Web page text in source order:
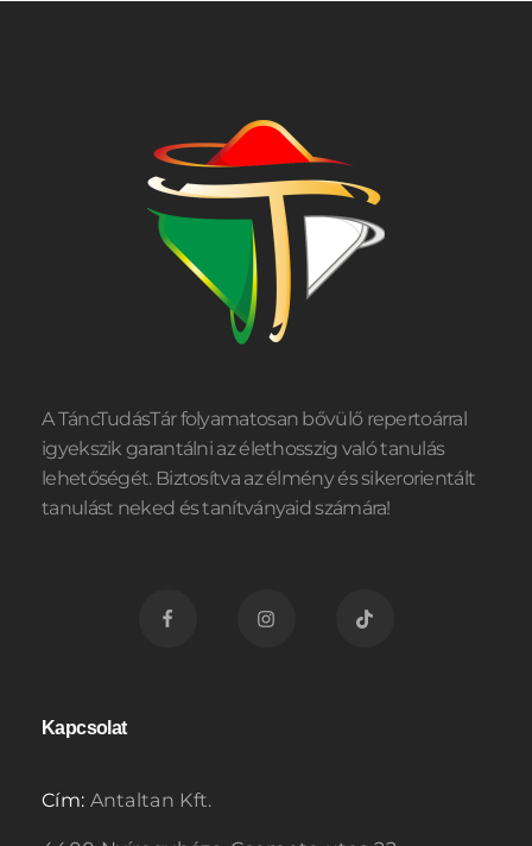
A TáncTudásTár folyamatosan bővülő repertoárral
igyekszik garantálni az élethosszig való tanulás
lehetőségét. Biztosítva az élmény és sikerorientált
tanulást neked és tanítványaid számára!
Kapcsolat
Cím: Antaltan Kft.